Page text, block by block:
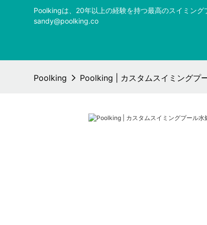
Poolkingは、20年以上の経験を持つ最高のスイミン
sandy@poolking.co
Poolking Poolking | カスタムスイミングプ